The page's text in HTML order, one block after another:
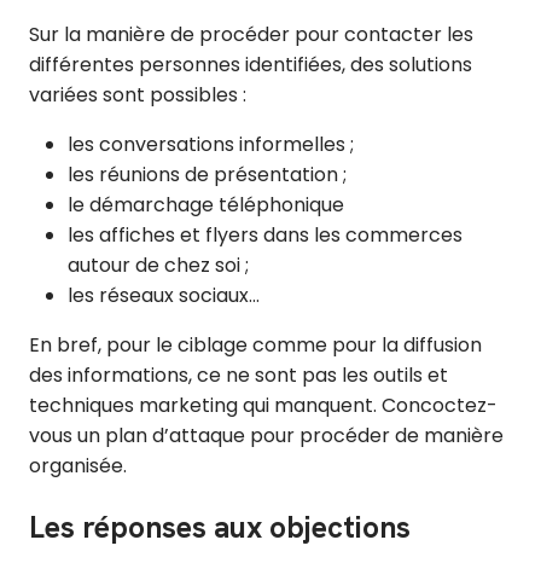
Sur la manière de procéder pour contacter les
différentes personnes identifiées, des solutions
variées sont possibles :
les conversations informelles ;
les réunions de présentation ;
le démarchage téléphonique
les affiches et flyers dans les commerces
autour de chez soi ;
les réseaux sociaux…
En bref, pour le ciblage comme pour la diffusion
des informations, ce ne sont pas les outils et
techniques marketing qui manquent. Concoctez-
vous un plan d’attaque pour procéder de manière
organisée.
Les réponses aux objections